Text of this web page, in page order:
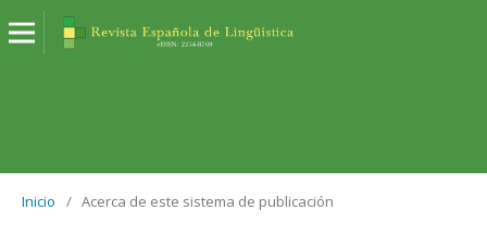
Inicio / Acerca de este sistema de publicación